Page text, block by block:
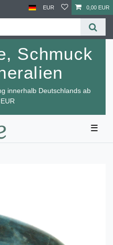
EUR 0,00 EUR
Schmuck
innerhalb Deutschlands ab
☰